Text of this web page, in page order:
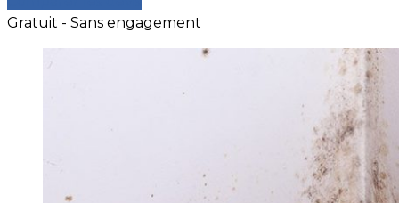
Gratuit - Sans engagement